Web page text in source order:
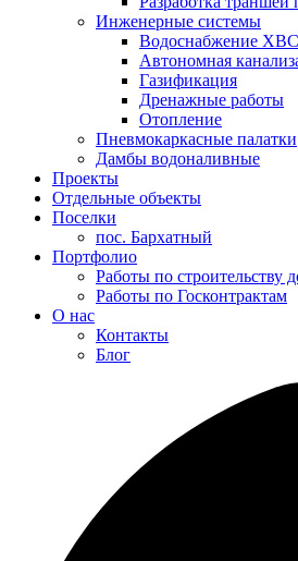
Инженерные системы
Водоснабжение
Автономная
Газификация
Дренажные работы
Отопление
Пневмокаркасные палатки
Дамбы водоналивные
Проекты
Отдельные объекты
Поселки
пос. Бархатный
Портфолио
Работы по строительству
Работы по Госконтрактам
О нас
Контакты
Блог